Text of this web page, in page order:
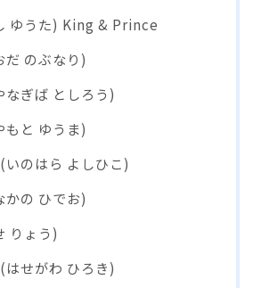
ゆうた) King & Prince
だ のぶなり)
なぎば としろう)
もと ゆうま)
のはら よしひこ)
かの ひでお)
りょう)
はせがわ ひろき)